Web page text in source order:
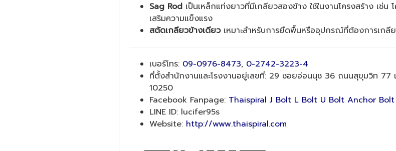
Sag Rod เป็นเหล็กแท่งยาวที่มีเกลียวสองข้าง ใช้ในงานโครงสร้าง เช่น
เสริมความแข็งแรง
สตัดเกลียวข้างเดียวเหมาะสำหรับการยึดพื้นหรืออุปกรณ์ที่ต้องการเกลี
เบอร์โทร: 09-0976-8473, 0-2742-3223-4
ที่ตั้งสำนักงานและโรงงานอยู่เลขที่: 29 ซอยอ่อนนุช 36 ถนนสุขุมวิท 77
10250
Facebook Fanpage: Thaispiral J Bolt L Bolt U Bolt Anchor
LINE ID: lucifer95s
Website: http://www.thaispiral.com